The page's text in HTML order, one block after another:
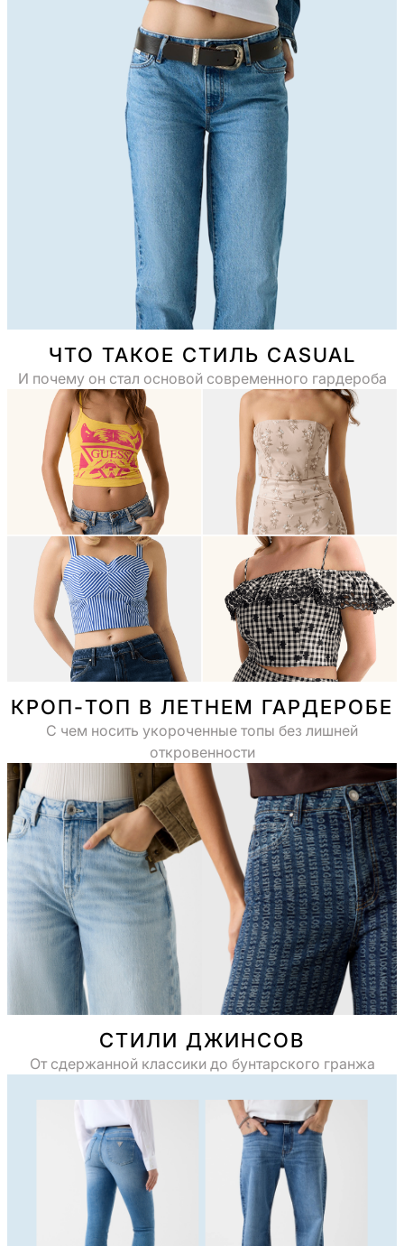
ЧТО ТАКОЕ СТИЛЬ CASUAL
И почему он стал основой современного гардероба
КРОП-ТОП В ЛЕТНЕМ ГАРДЕРОБЕ
С чем носить укороченные топы без лишней
откровенности
СТИЛИ ДЖИНСОВ
От сдержанной классики до бунтарского гранжа